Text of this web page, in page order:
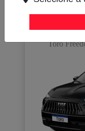
Toro